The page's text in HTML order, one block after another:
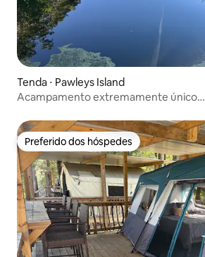
Tenda ⋅ Pawleys Island
Acampamento extremamente único…
Preferido dos hóspedes
Preferido dos hóspedes